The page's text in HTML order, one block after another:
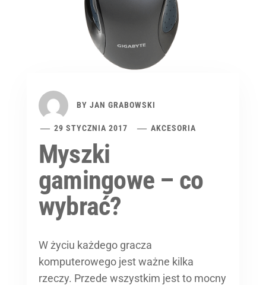
BY JAN GRABOWSKI
29 STYCZNIA 2017 AKCESORIA
Myszki
gamingowe – co
wybrać?
W życiu każdego gracza
komputerowego jest ważne kilka
rzeczy. Przede wszystkim jest to mocny